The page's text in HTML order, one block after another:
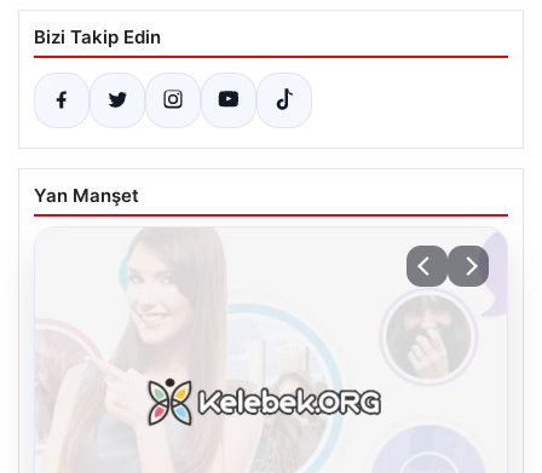
Bizi Takip Edin
Yan Manşet